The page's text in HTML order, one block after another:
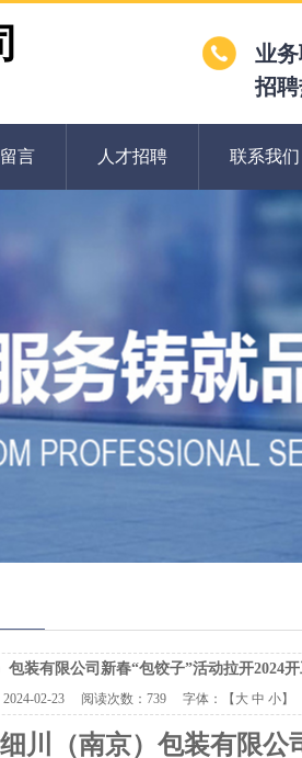
业
招聘
言 人才招聘 联系我们
包装有限公司新春“包饺子”活动拉开2024
2024-02-23 阅读次数： 739 字体：【 大 中 小】
川（南京）包装有限公